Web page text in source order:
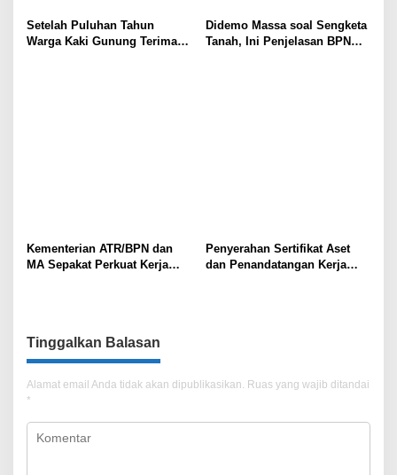
Setelah Puluhan Tahun
Warga Kaki Gunung Terima
Didemo Massa soal Sengketa
Tanah, Ini Penjelasan BPN
Kementerian ATR/BPN dan
MA Sepakat Perkuat Kerja
Penyerahan Sertifikat Aset
dan Penandatangan Kerja
Tinggalkan Balasan
Alamat email Anda tidak akan dipublikasikan. Ruas yang wajib ditandai
*